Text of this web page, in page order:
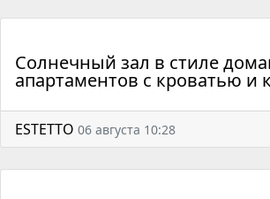
Солнечный зал в стиле
апартаментов с кроватью и
ESTETTO 06 августа 10:28